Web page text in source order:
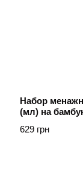
Набор
(мл) на
629 грн